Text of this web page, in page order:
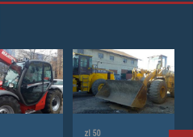
zl 50